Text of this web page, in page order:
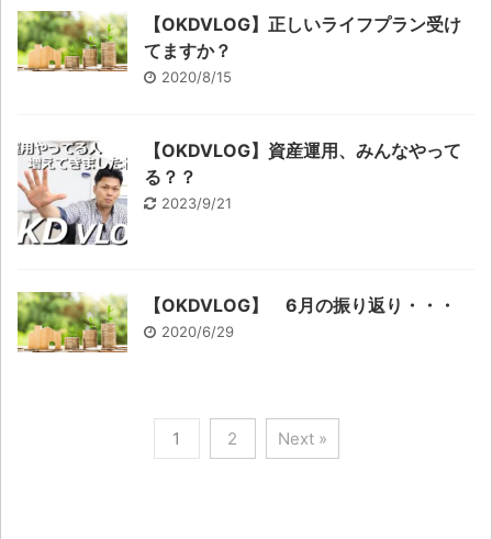
【OKDVLOG】正しいライフプラン受け
てますか？
2020/8/15
【OKDVLOG】資産運用、みんなやって
る？？
2023/9/21
【OKDVLOG】 6月の振り返り・・・
2020/6/29
1 2 Next »